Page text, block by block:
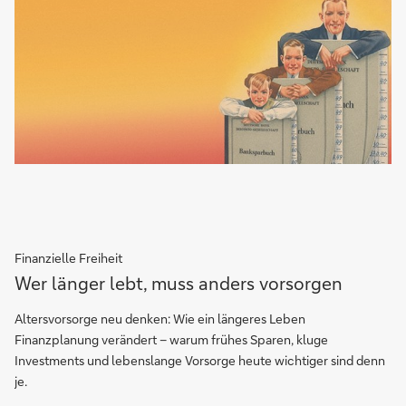
Finanzielle Freiheit
Wer
länger
lebt,
muss
anders
vorsorgen
Wer länger lebt, muss anders vorsorgen
Altersvorsorge neu denken: Wie ein längeres Leben
Finanzplanung verändert – warum frühes Sparen, kluge
Investments und lebenslange Vorsorge heute wichtiger sind denn
je.